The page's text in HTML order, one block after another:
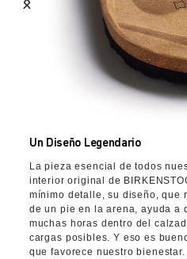
Un Diseño Legendario
La pieza esencial de todos
interior original de
mínimo detalle, su diseño, que
de un pie en la arena, ayuda a
muchas horas dentro del
cargas posibles. Y eso es
que favorece nuestro bienestar.